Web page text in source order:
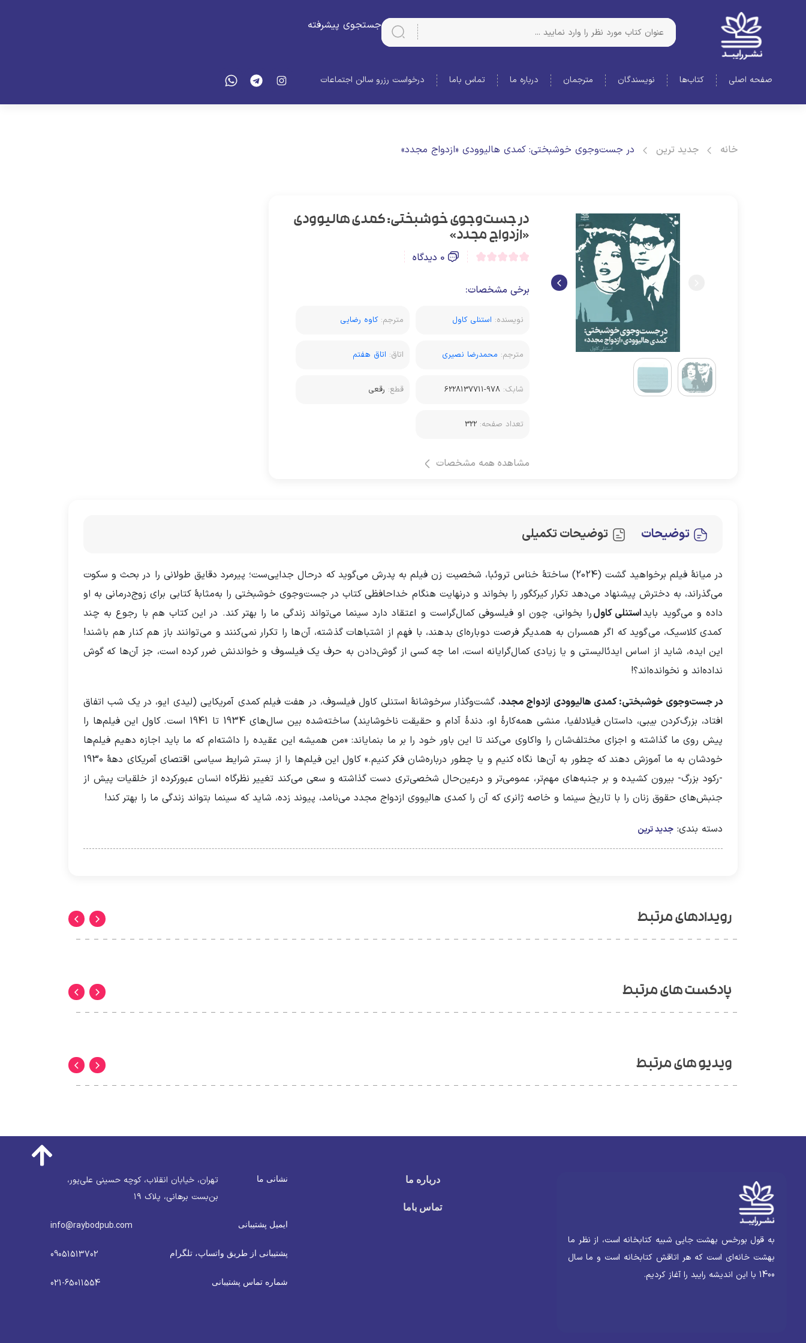
جستجوی پیشرفته
صفحه اصلی کتاب‌ها نویسندگان مترجمان درباره ما تماس باما درخواست رزرو سالن اجتماعات
خانه جدید ترین در جست‌‌وجوی خوشبختی: کمدی هالیوودی «ازدواج مجدد»
در جست‌‌وجوی خوشبختی: کمدی هالیوودی
«ازدواج مجدد»
0 دیدگاه
برخی مشخصات:
نویسنده: استنلی کاول مترجم:کاوه رضایی
مترجم: محمدرضا نصیری اتاق: اتاق هفتم
شابک:978-6228137711 قطع: رقعی
تعداد صفحه:322
مشاهده همه مشخصات
توضیحات توضیحات تکمیلی
در میانۀ فیلم برخواهید گشت (2024) ساختۀ خناس تروئبا، شخصیت زن فیلم به پدرش می‌گوید که درحال جدایی‌ست؛ پیرمرد دقایق طولانی را در بحث و سکوت
می‌‌گذراند، به دخترش پیشنهاد می‌دهد تکرار کیر‌کگور را بخواند و درنهایت هنگام خداحافظی کتاب در جست‌‌وجوی خوشبختی را به‌مثابۀ کتابی برای زوج‌درمانی به او
داده و می‌گوید بایداستنلی کاولرا بخوانی، چون او فیلسوفی کمال‌گراست و اعتقاد دارد سینما می‌تواند زندگی ما را بهتر کند. در این کتاب هم با رجوع به چند
کمدی کلاسیک، می‌گوید که اگر همسران به همدیگر فرصت دوباره‌ای بدهند، با فهم از اشتباهات گذشته، آن‌ها را تکرار نمی‌کنند و می‌توانند باز هم کنار هم باشند!
این ایده، شاید از اساس ایدئالیستی و یا زیادی کمال‌گرایانه است، اما چه کسی از گوش‌دادن به حرف یک فیلسوف و خواندنش ضرر کرده است، جز آن‌ها که گوش
نداده‌اند و نخوانده‌اند؟!
در جست‌‌وجوی خوشبختی: کمدی هالیوودی ازدواج مجدد، گشت‌وگذار سرخوشانۀ استنلی کاول فیلسوف، در هفت فیلم کمدی آمریکایی (لیدی ایو، در یک شب اتفاق
افتاد، بزرگ‌کردن بیبی، داستان فیلادلفیا، منشی همه‌کارۀ او، دندۀ آدام و حقیقت ناخوشایند) ساخته‌شده بین سال‌های 1934 تا 1941 است. کاول این فیلم‌ها را
پیش روی ما گذاشته و اجزای مختلف‌شان را واکاوی می‌کند تا این باور خود را بر ما بنمایاند: «من همیشه این عقیده را داشته‌ام که ما باید اجازه دهیم فیلم‌ها
خودشان به ما آموزش دهند که چطور به آن‌ها نگاه کنیم و یا چطور درباره‌شان فکر کنیم.» کاول این فیلم‌ها را از بستر شرایط سیاسی اقتصای آمریکای دهۀ 1930
-رکود بزرگ- بیرون کشیده و بر جنبه‌های مهم‌تر، عمومی‌تر و درعین‌حال شخصی‌تری دست گذاشته و سعی می‌کند تغییر نظرگاه انسان عبور‌کرده از خلقیات پیش از
جنبش‌های حقوق زنان را با تاریخ سینما و خاصه ژانری که آن را کمدی هالیووی ازدواج مجدد می‌نامد، پیوند زده، شاید که سینما بتواند زندگی ما را بهتر کند!
دسته بندی: جدید ترین
رویدادهای مرتبط
پادکست های مرتبط
ویدیو های مرتبط
به قول بورخس بهشت جایی شبیه کتابخانه است، از نظر ما
بهشت خانه‌ای است که هر اتاقش کتابخانه است و ما سال
1400 با این اندیشه رایبد را آغاز کردیم.
درباره ما
تماس باما
نشانی ما
تهران، خیابان انقلاب، کوچه حسینی علی‌پور،
بن‌بست برهانی، پلاک ۱۹
ایمیل پشتیبانی info@raybodpub.com
پشتیبانی از طریق واتساپ، تلگرام 09051513702
شماره تماس پشتیبانی 021-65011554